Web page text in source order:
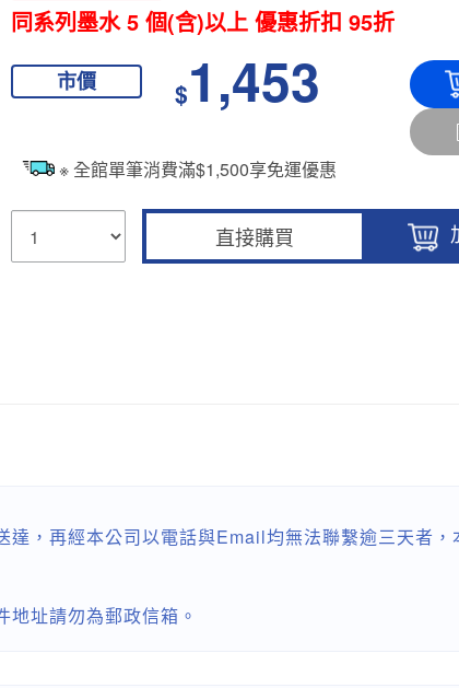
同系列墨水 5 個(含)以上 優惠折扣 95折
市價 $1,453
※ 全館單筆消費滿$1,500享免運優惠
直接購買
，再經本公司以電話與Email均無法聯繫逾三天者，
址請勿為郵政信箱。